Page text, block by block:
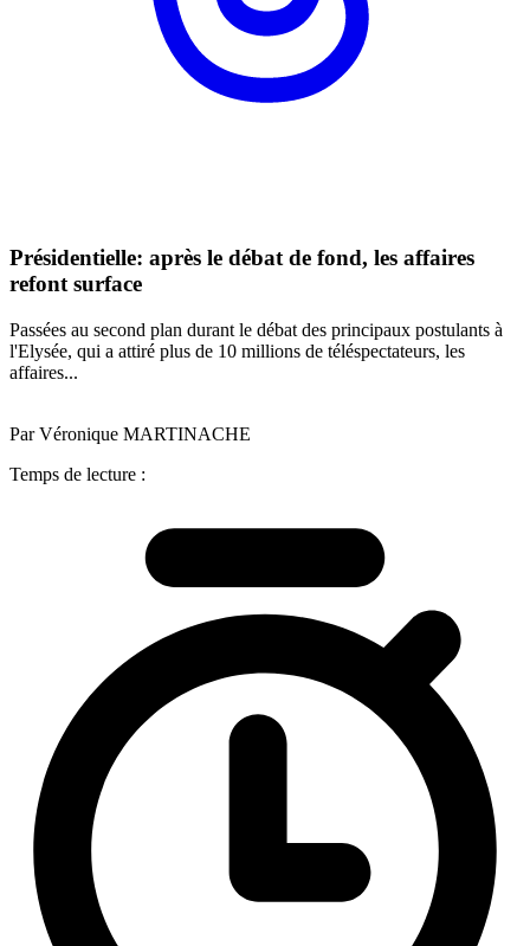
Présidentielle: après le débat de fond, les affaires
refont surface
Passées au second plan durant le débat des principaux postulants à
l'Elysée, qui a attiré plus de 10 millions de téléspectateurs, les
affaires...
Par Véronique MARTINACHE
Temps de lecture :